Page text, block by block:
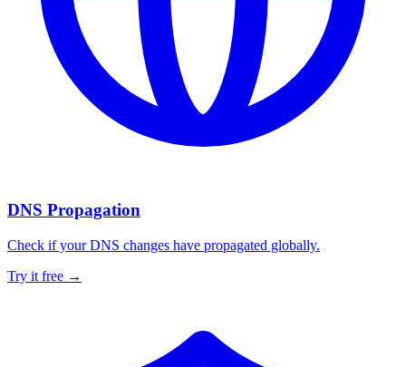
DNS Propagation
Check if your DNS changes have propagated globally.
Try it free →